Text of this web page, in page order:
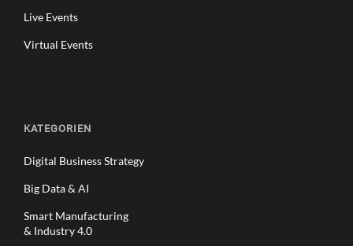
Live Events
Virtual Events
KATEGORIEN
Digital Business Strategy
Big Data & AI
Smart Manufacturing
& Industry 4.0